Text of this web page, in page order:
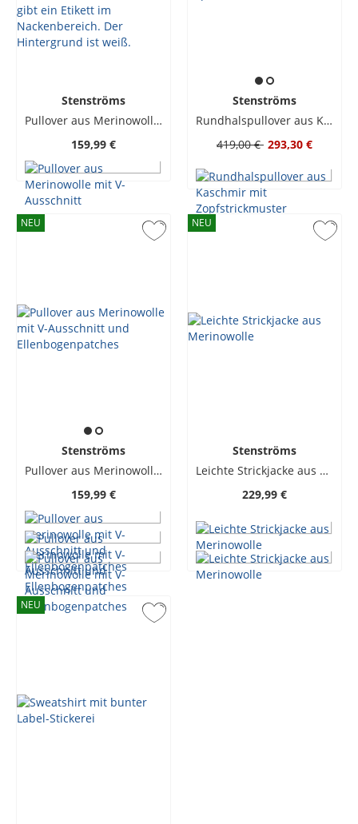
Stenströms
Pullover aus Merinowolle mit V-Ausschnitt
159,99 €
Stenströms
Rundhalspullover aus Kaschmir mit Zopfstrickmuster
419,00 € 293,30 €
NEU
Stenströms
Pullover aus Merinowolle mit V-Ausschnitt und Ellenbogenpatches
159,99 €
NEU
Stenströms
Leichte Strickjacke aus Merinowolle
229,99 €
NEU